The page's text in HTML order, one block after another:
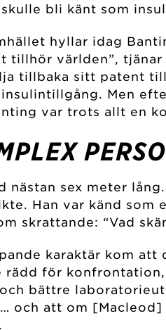
bli känt som
hyllar idag
tillhör världen”,
tillbaka sitt patent
Men
var trots allt en
nästan sex meter
Han var känd som
skrattande: “Vad
karaktär kom
rädd för
bättre
och att om [Macleod]